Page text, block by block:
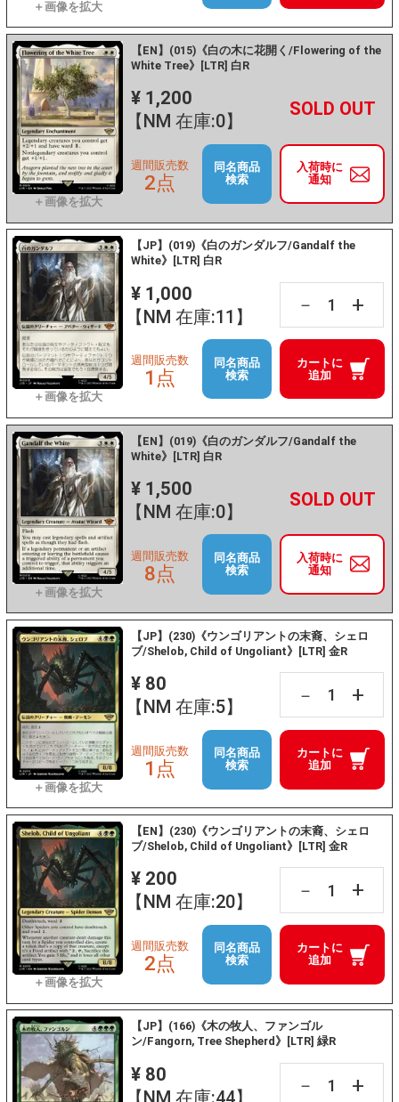
【EN】(015)《白の木に花開く/Flowering of the
White Tree》[LTR] 白R
¥ 1,200
【NM 在庫:0】
－ +
入荷時に
通知
週間販売数
2点
同名商品
検索
【JP】(019)《白のガンダルフ/Gandalf the
White》[LTR] 白R
¥ 1,000
【NM 在庫:11】
－ +
カートに
追加
週間販売数
1点
同名商品
検索
【EN】(019)《白のガンダルフ/Gandalf the
White》[LTR] 白R
¥ 1,500
【NM 在庫:0】
－ +
入荷時に
通知
週間販売数
8点
同名商品
検索
【JP】(230)《ウンゴリアントの末裔、シェロ
ブ/Shelob, Child of Ungoliant》[LTR] 金R
¥ 80
【NM 在庫:5】
－ +
カートに
追加
週間販売数
1点
同名商品
検索
【EN】(230)《ウンゴリアントの末裔、シェロ
ブ/Shelob, Child of Ungoliant》[LTR] 金R
¥ 200
【NM 在庫:20】
－ +
カートに
追加
週間販売数
2点
同名商品
検索
【JP】(166)《木の牧人、ファンゴル
ン/Fangorn, Tree Shepherd》[LTR] 緑R
¥ 80
【NM 在庫:44】
－ +